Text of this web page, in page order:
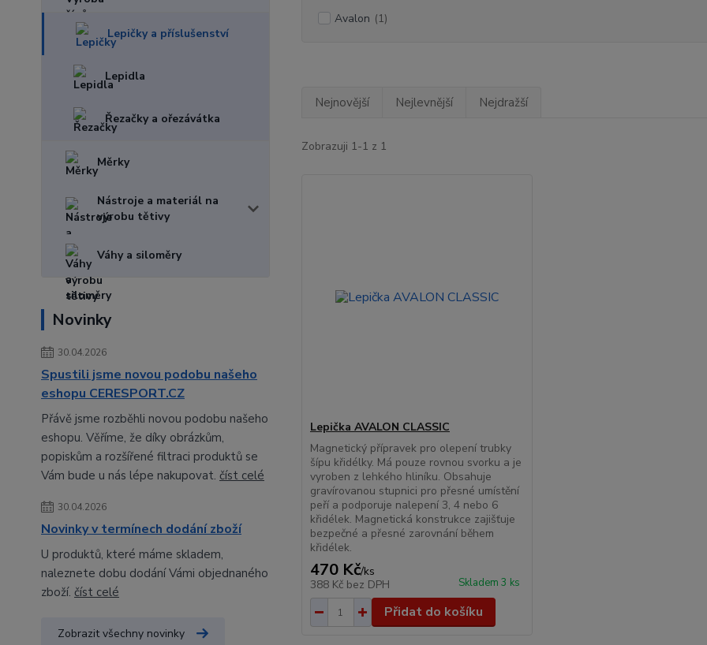
Lepičky a příslušenství
Lepidla
Řezačky a ořezávátka
Měrky
Nástroje a materiál na
výrobu tětivy
Váhy a siloměry
Novinky
30.04.2026
Spustili jsme novou podobu našeho
eshopu CERESPORT.CZ
Přávě jsme rozběhli novou podobu našeho
eshopu. Věříme, že díky obrázkům,
popiskům a rozšířené filtraci produktů se
Vám bude u nás lépe nakupovat. číst celé
30.04.2026
Novinky v termínech dodání zboží
U produktů, které máme skladem,
naleznete dobu dodání Vámi objednaného
zboží. číst celé
Zobrazit všechny novinky
Avalon (1)
Nejnovější Nejlevnější Nejdražší
Zobrazuji 1-1 z 1
Lepička AVALON CLASSIC
Magnetický přípravek pro olepení trubky
šípu křidélky. Má pouze rovnou svorku a je
vyroben z lehkého hliníku. Obsahuje
gravírovanou stupnici pro přesné umístění
peří a podporuje nalepení 3, 4 nebo 6
křidélek. Magnetická konstrukce zajišťuje
bezpečné a přesné zarovnání během
křidélek.
470 Kč/ks
388 Kč bez DPH Skladem 3 ks
Přidat do košíku